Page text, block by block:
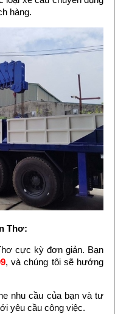
hàng.
Thơ:
cực kỳ đơn giản. Bạn
, và chúng tôi sẽ hướng
nhu cầu của bạn và tư
yêu cầu công việc.